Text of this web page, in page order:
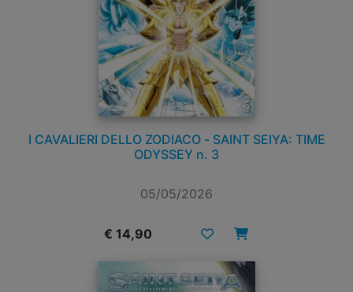
I CAVALIERI DELLO ZODIACO - SAINT SEIYA: TIME
ODYSSEY n. 3
05/05/2026
€ 14,90